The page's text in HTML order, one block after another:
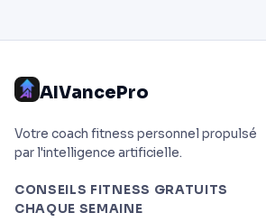
AIVancePro
Votre coach fitness personnel propulsé
par l'intelligence artificielle.
CONSEILS FITNESS GRATUITS
CHAQUE SEMAINE